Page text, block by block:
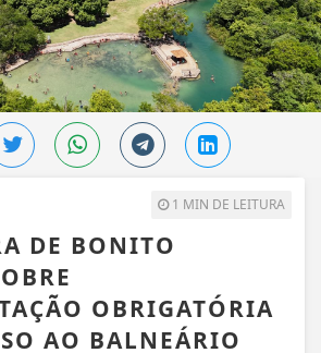
1 MIN DE LEITURA
DE BONITO
OBRIGATÓRIA
AO BALNEÁRIO